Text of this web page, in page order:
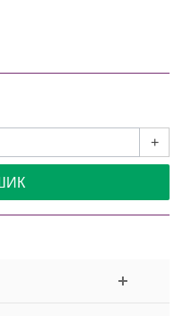
+